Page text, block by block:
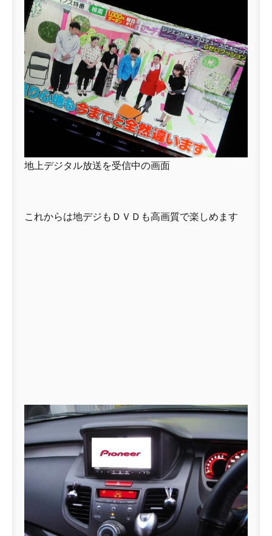
地上デジタル放送を受信中の画面
これからは地デジもＤＶＤも高画質で楽しめます